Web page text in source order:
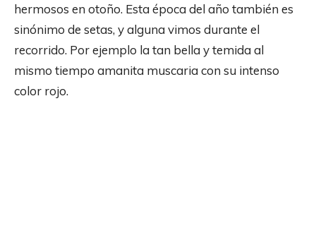
hermosos en otoño. Esta época del año también es
sinónimo de setas, y alguna vimos durante el
recorrido. Por ejemplo la tan bella y temida al
mismo tiempo amanita muscaria con su intenso
color rojo.